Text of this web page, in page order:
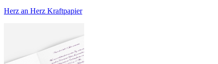
Herz an Herz Kraftpapier